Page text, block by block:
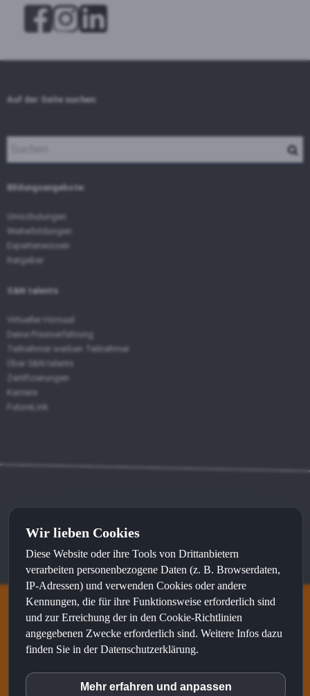
Auf der Seite suchen:
Bildungsangebote:
Umschulungen
Weiterbildungen
Expertenwissen
Ratgeber
S&N talents
Virtueller Hörsaal
Deine Praxiserfahrung
Teilnehmer werben Teilnehmer
Über S&N talents
Zertifizierungen
Karriere
FutureLink
Kontakt Impressum
Made with bysunWeband recommended by
S&N talents ist eine Marke von
Wir lieben Cookies
Diese Website oder ihre Tools von Drittanbietern
verarbeiten personenbezogene Daten (z. B. Browserdaten,
IP-Adressen) und verwenden Cookies oder andere
Kennungen, die für ihre Funktionsweise erforderlich sind
und zur Erreichung der in den Cookie-Richtlinien
angegebenen Zwecke erforderlich sind. Weitere Infos dazu
finden Sie in der Datenschutzerklärung.
inCMS
Mehr erfahren und anpassen